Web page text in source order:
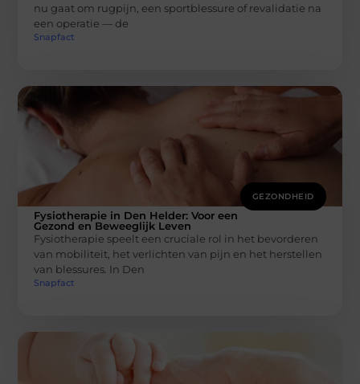
nu gaat om rugpijn, een sportblessure of revalidatie na
een operatie — de
Snapfact
GEZONDHEID
Fysiotherapie in Den Helder: Voor een
Gezond en Beweeglijk Leven
Fysiotherapie speelt een cruciale rol in het bevorderen
van mobiliteit, het verlichten van pijn en het herstellen
van blessures. In Den
Snapfact